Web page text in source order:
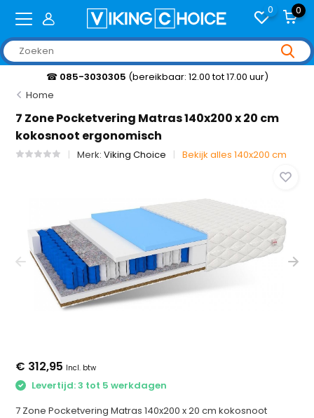
0 0
☎ 085-3030305 (bereikbaar: 12.00 tot 17.00 uur)
Home
7 Zone Pocketvering Matras 140x200 x 20 cm
kokosnoot ergonomisch
Merk:Viking Choice Bekijk alles 140x200 cm
€ 312,95 Incl. btw
Levertijd: 3 tot 5 werkdagen
7 Zone Pocketvering Matras 140x200 x 20 cm kokosnoot